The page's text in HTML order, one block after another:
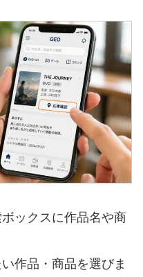
ックスに作品名や商
作品・商品を選びま